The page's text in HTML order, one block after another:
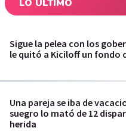
LO ÚLTIMO
Sigue la pelea con los
le quitó a Kiciloff un fondo
Una pareja se iba de
suegro lo mató de 12
herida